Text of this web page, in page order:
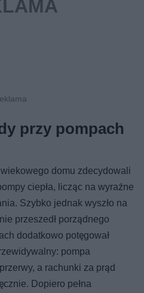
przy pompach
domu zdecydowali
ciepła, licząc na wyraźne
Szybko jednak wyszło na
przeszedł porządnego
dodatkowo potęgował
pompa
a rachunki za prąd
Dopiero pełna